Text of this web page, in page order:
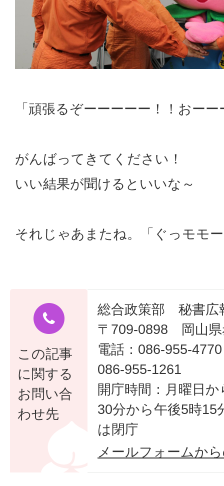
「頑張るぞーーーーー！！おー
がんばってきてください！
いい結果が聞けるといいな～
それじゃあまたね。「ぐっモモ
この記事
に関する
お問い合
わせ先
総合政策部 秘書
〒709-0898 岡山県
電話：086-955-
086-955-1261
開庁時間：月曜日
30分から午後5時
は閉庁
メールフォームか